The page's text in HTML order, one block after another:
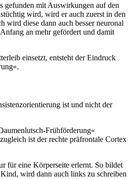
gefunden mit Auswirkungen auf den
wird, wird er auch zuerst in den
wird diese dann auch besser neuronal
an mehr gefördert und damit
einsetzt, entsteht der Eindruck
ist und nicht der
Frühförderung«
ist der rechte präfrontale Cortex
für eine Körperseite erlernt. So bildet
wird dann auch links zu schreiben